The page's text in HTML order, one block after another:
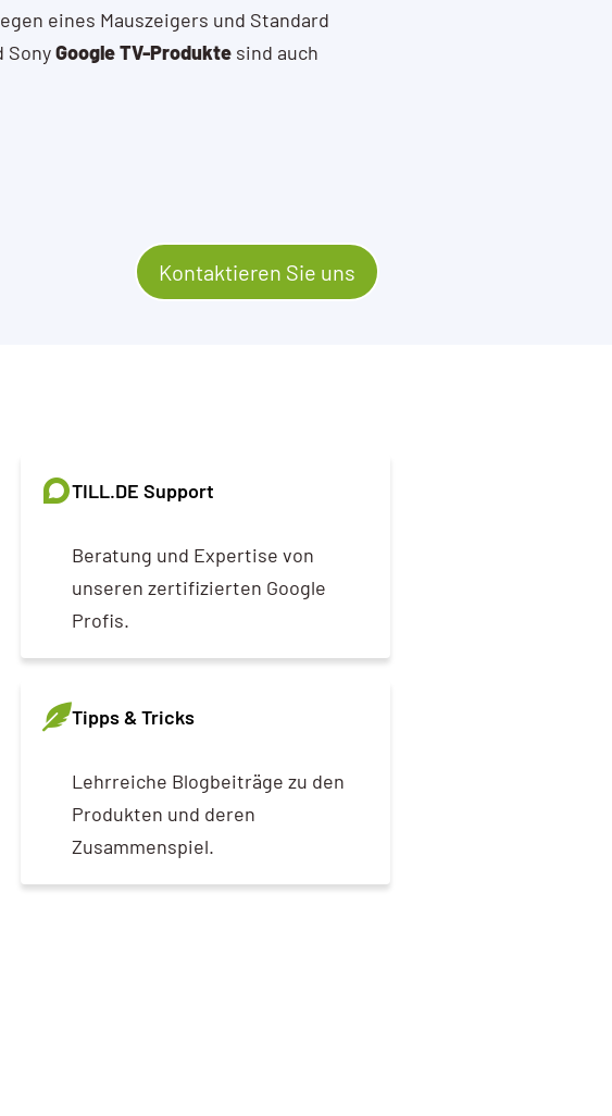
eines Mauszeigers und Standard
SonyGoogle TV-Produkte sind auch
Kontaktieren Sie uns
TILL.DE Support
Beratung und Expertise von
unseren zertifizierten Google
Profis.
Tipps & Tricks
Lehrreiche Blogbeiträge zu den
Produkten und deren
Zusammenspiel.